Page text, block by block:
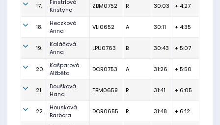
17.
Finstrlová
Kristýna
ZBM0752 R 30:03 + 4:27
18.
Heczková
Anna
VLI0652 A 30:11 + 4:35
19.
Kaláčová
Anna
LPU0763 B 30:43 + 5:07
20.
Kašparová
Alžběta
DOR0753 A 31:26 + 5:50
21.
Doušková
Hana
TBM0659 R 31:41 + 6:05
22.
Housková
Barbora
DOR0655 R 31:48 + 6:12